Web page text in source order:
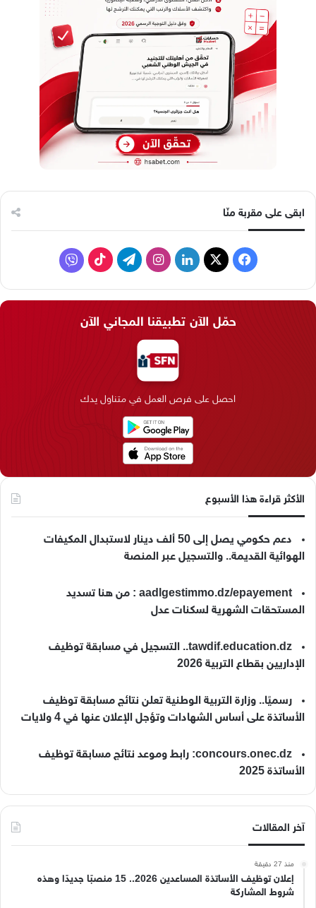
ابقى على مقربة منّا
ف
د
ن
ق
ر
ا
م
ت
م
k
ف
ا
حمّل الآن تطبيقنا المجاني الآن
احصل على فرص العمل في متناول يدك
الأكثر قراءة هذا الأسبوع
دعم حكومي يصل إلى 50 ألف دينار لاستبدال المكيفات
الهوائية القديمة.. والتسجيل عبر المنصة
aadlgestimmo.dz/epayement : من هنا تسديد
المستحقات الشهرية لسكنات عدل
tawdif.education.dz.. التسجيل في مسابقة توظيف
الإداريين بقطاع التربية 2026
رسميًا.. وزارة التربية الوطنية تعلن نتائج مسابقة توظيف
الأساتذة على أساس الشهادات وتؤجل الإعلان عنها في 4 ولايات
concours.onec.dz: رابط وموعد نتائج مسابقة توظيف
الأساتذة 2025
آخر المقالات
منذ 27 دقيقة
إعلان توظيف الأساتذة المساعدين 2026.. 15 منصبًا جديدًا وهذه
شروط المشاركة